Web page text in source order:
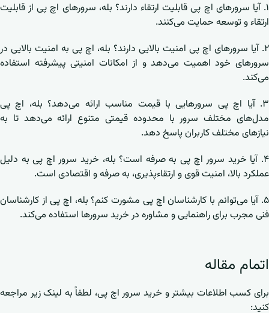
۱. آیا سرورهای اچ پی قابلیت ارتقاء دارند؟ بله، سرورهای اچ پی از قابلیت
ارتقاء و توسعه حمایت می‌کنند.
۲. آیا سرورهای اچ پی امنیت بالایی دارند؟ بله، اچ پی به امنیت بالایی در
سرورهای خود اهمیت می‌دهد و از امکانات امنیتی پیشرفته استفاده
می‌کند.
۳. آیا اچ پی سرورهایی با قیمت مناسب ارائه می‌دهد؟ بله، اچ پی
مدل‌های مختلف سرور با محدوده قیمتی متنوع ارائه می‌دهد تا به
نیازهای مختلف کاربران پاسخ دهد.
۴. آیا خرید سرور اچ پی به صرفه است؟ بله، خرید سرور اچ پی به دلیل
عملکرد بالا، امنیت قوی و ارتقاءپذیری، به صرفه و اقتصادی است.
۵. آیا می‌توانم با کارشناسان اچ پی مشورت کنم؟ بله، اچ پی از کارشناسان
فنی مجرب برای راهنمایی و مشاوره در خرید سرورها استفاده می‌کند.
اتمام مقاله
برای کسب اطلاعات بیشتر و خرید سرور اچ پی، لطفاً به لینک زیر مراجعه
کنید: